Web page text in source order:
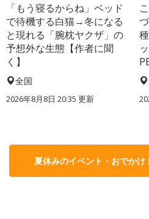
「もう寝るからね」ベッド
で待機する白猫→冬になる
と現れる「腕枕ヤクザ」の
予想外な生態【作者に聞
く】
全国
2026年8月8日 20:35 更新
夏休みのイベント・おでか